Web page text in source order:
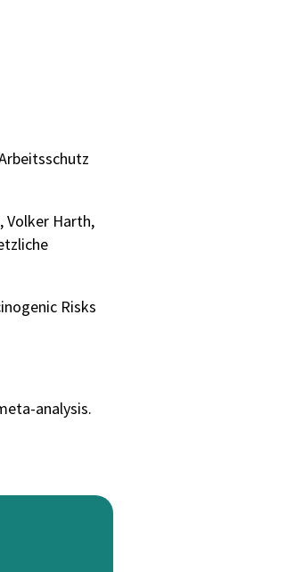
Volker Harth,
Risks
analysis.